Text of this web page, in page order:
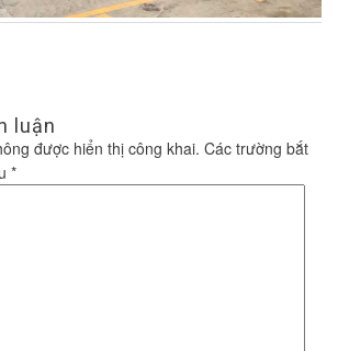
luận
được hiển thị công khai. Các trường bắt
*